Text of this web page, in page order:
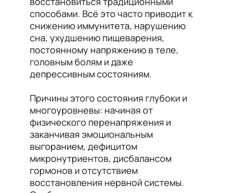
способами. Всё это часто приводит к
снижению иммунитета, нарушению
сна, ухудшению пищеварения,
постоянному напряжению в теле,
головным болям и даже
депрессивным состояниям.
Причины этого состояния глубоки и
многоуровневы: начиная от
физического перенапряжения и
заканчивая эмоциональным
выгоранием, дефицитом
микронутриентов, дисбалансом
гормонов и отсутствием
восстановления нервной системы.